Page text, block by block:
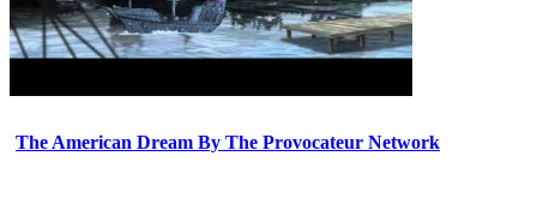
The American Dream By The Provocateur Network